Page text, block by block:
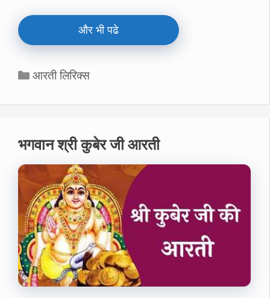
और भी पढे
Categories
आरती लिरिक्स
भगवान श्री कुबेर जी आरती